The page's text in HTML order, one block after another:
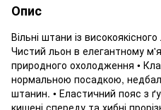
Опис
Вільні штани із
Чистий льон в елегантному
природного охолодження •
нормальною посадкою,
штанин. • Еластичний пояс з
кишені спереду та хибні